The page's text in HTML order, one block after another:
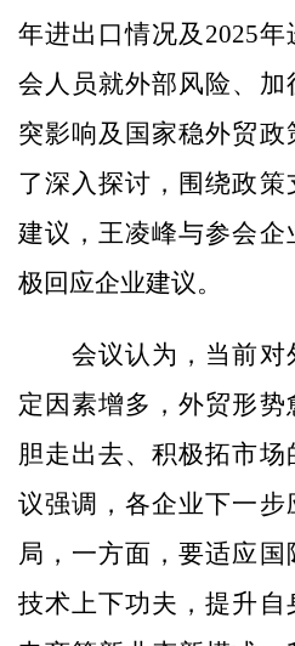
年进出口情况及2025
会人员就外部风险、
突影响及国家稳外贸
了深入探讨，围绕政
建议，王凌峰与参会企
极回应企业建议。
会议认为，当前对
定因素增多，外贸形
胆走出去、积极拓市
议强调，各企业下一
局，一方面，要适应
技术上下功夫，提升